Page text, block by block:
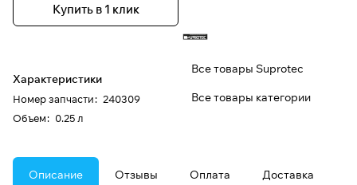
Купить в 1 клик
Характеристики
Номер запчасти: 240309
Oбъем: 0.25 л
Все товары Suprotec
Все товары категории
Описание Отзывы Оплата Доставка